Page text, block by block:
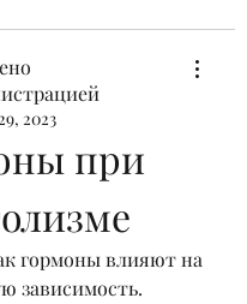
2023
при
гормоны влияют на
зависимость.